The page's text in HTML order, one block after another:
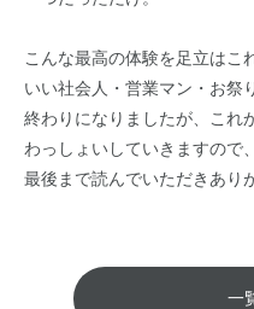
こんな最高の体験を足立はこ
いい社会人・営業マン・お祭
終わりになりましたが、これ
わっしょいしていきますので
最後まで読んでいただきあり
一